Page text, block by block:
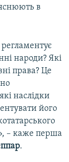
в
народи? Які
права? Це
наслідки
його
– каже перша
.